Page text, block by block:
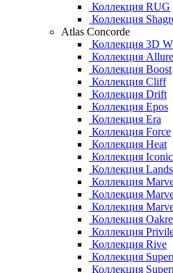
Коллекция RUG
Коллекция
Atlas Concorde
Коллекция 3D
Коллекция Allure
Коллекция Boost
Коллекция Cliff
Коллекция Drift
Коллекция Epos
Коллекция Era
Коллекция Force
Коллекция Heat
Коллекция Iconic
Коллекция
Коллекция
Коллекция
Коллекция
Коллекция
Коллекция
Коллекция Rive
Коллекция
Коллекция